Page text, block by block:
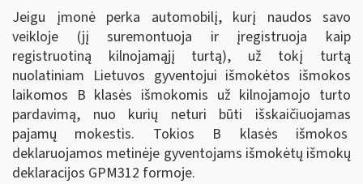
Jeigu įmonė perka automobilį, kurį naudos savo
veikloje (jį suremontuoja ir įregistruoja kaip
registruotiną kilnojamąjį turtą), už tokį turtą
nuolatiniam Lietuvos gyventojui išmokėtos išmokos
laikomos B klasės išmokomis už kilnojamojo turto
pardavimą, nuo kurių neturi būti išskaičiuojamas
pajamų mokestis. Tokios B klasės išmokos
deklaruojamos metinėje gyventojams išmokėtų išmokų
deklaracijos GPM312 formoje.